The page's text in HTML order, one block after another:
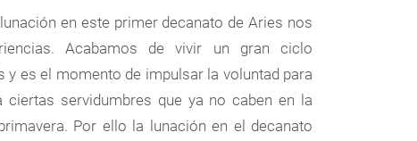
en este primer decanato de Aries nos
Acabamos de vivir un gran ciclo
es el momento de impulsar la voluntad para
servidumbres que ya no caben en la
Por ello la lunación en el decanato